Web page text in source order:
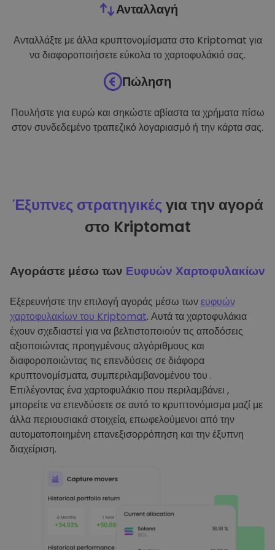
Ανταλλαγή
Ανταλλάξτε με άλλα κρυπτονομίσματα στο Kriptomat για
να διαφοροποιήσετε εύκολα το χαρτοφυλάκιό σας.
Πώληση
Πουλήστε για ευρώ και σηκώστε αβίαστα τα χρήματα πίσω
στον συνδεδεμένο τραπεζικό λογαριασμό ή την κάρτα σας.
Έξυπνες στρατηγικέςγια την αγορά
στο Kriptomat
Αγοράστε μέσω των Ευφυών Χαρτοφυλακίων
Εξερευνήστε την επιλογή αγοράς μέσω τωνευφυών
χαρτοφυλακίων του Kriptomat. Αυτά τα χαρτοφυλάκια
έχουν σχεδιαστεί για να βελτιστοποιούν τις αποδόσεις
αξιοποιώντας προηγμένους αλγόριθμους και
διαφοροποιώντας τις επενδύσεις σε διάφορα
κρυπτονομίσματα, συμπεριλαμβανομένου του .
Επιλέγοντας ένα χαρτοφυλάκιο που περιλαμβάνει ,
μπορείτε να επενδύσετε σε αυτό το κρυπτονόμισμα μαζί με
άλλα περιουσιακά στοιχεία, επωφελούμενοι από την
αυτοματοποιημένη επανεξισορρόπηση και την έξυπνη
διαχείριση.